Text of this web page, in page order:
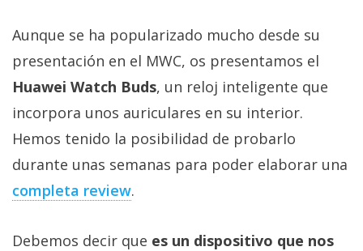
Aunque se ha popularizado mucho desde su
presentación en el MWC, os presentamos el
Huawei Watch Buds, un reloj inteligente que
incorpora unos auriculares en su interior.
Hemos tenido la posibilidad de probarlo
durante unas semanas para poder elaborar una
completa review.
Debemos decir que es un dispositivo que nos